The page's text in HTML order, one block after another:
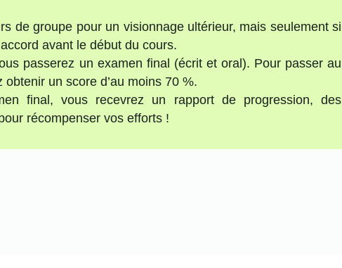
de groupe pour un visionnage ultérieur, mais seulement si
avant le début du cours.
passerez un examen final (écrit et oral). Pour passer au
un score d’au moins 70 %.
final, vous recevrez un rapport de progression, des
récompenser vos efforts !